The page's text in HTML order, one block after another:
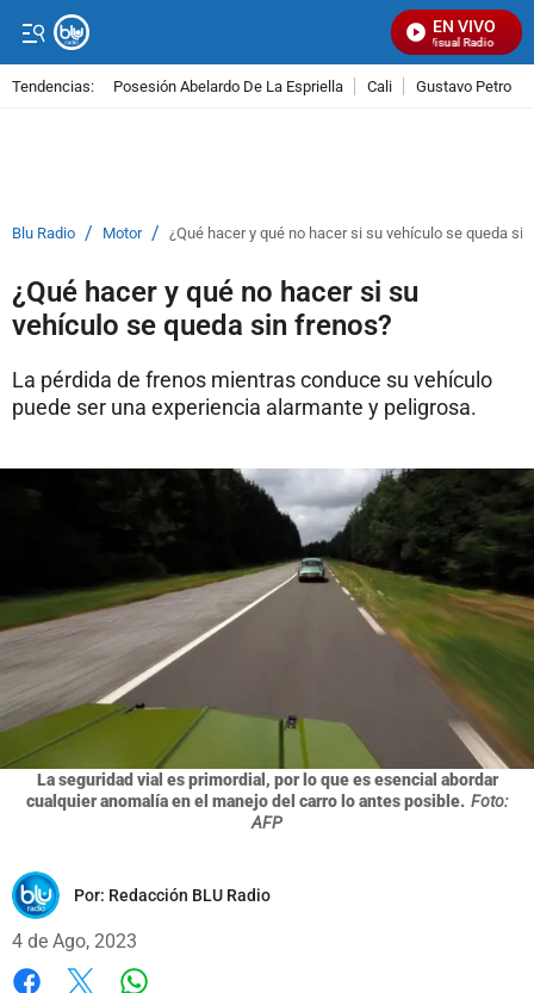
EN VIVO
Señal Visual Radio
Tendencias: Posesión Abelardo De La Espriella Cali Gustavo Petro
Blu Radio / Motor / ¿Qué hacer y qué no hacer si su vehículo se queda
¿Qué hacer y qué no hacer si su
vehículo se queda sin frenos?
La pérdida de frenos mientras conduce su vehículo
puede ser una experiencia alarmante y peligrosa.
La seguridad vial es primordial, por lo que es esencial abordar
cualquier anomalía en el manejo del carro lo antes posible. Foto:
AFP
Por: Redacción BLU Radio
4 de Ago, 2023